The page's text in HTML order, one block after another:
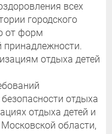
всех
городского
от форм
принадлежности.
отдыха детей
отдыха
отдыха детей и
области,